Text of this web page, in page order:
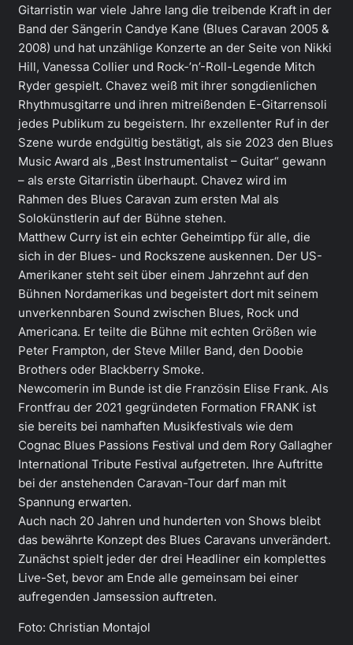
Gitarristin war viele Jahre lang die treibende Kraft in der
Band der Sängerin Candye Kane (Blues Caravan 2005 &
2008) und hat unzählige Konzerte an der Seite von Nikki
Hill, Vanessa Collier und Rock-’n’-Roll-Legende Mitch
Ryder gespielt. Chavez weiß mit ihrer songdienlichen
Rhythmusgitarre und ihren mitreißenden E-Gitarrensoli
jedes Publikum zu begeistern. Ihr exzellenter Ruf in der
Szene wurde endgültig bestätigt, als sie 2023 den Blues
Music Award als „Best Instrumentalist – Guitar“ gewann
– als erste Gitarristin überhaupt. Chavez wird im
Rahmen des Blues Caravan zum ersten Mal als
Solokünstlerin auf der Bühne stehen.
Matthew Curry ist ein echter Geheimtipp für alle, die
sich in der Blues- und Rockszene auskennen. Der US-
Amerikaner steht seit über einem Jahrzehnt auf den
Bühnen Nordamerikas und begeistert dort mit seinem
unverkennbaren Sound zwischen Blues, Rock und
Americana. Er teilte die Bühne mit echten Größen wie
Peter Frampton, der Steve Miller Band, den Doobie
Brothers oder Blackberry Smoke.
Newcomerin im Bunde ist die Französin Elise Frank. Als
Frontfrau der 2021 gegründeten Formation FRANK ist
sie bereits bei namhaften Musikfestivals wie dem
Cognac Blues Passions Festival und dem Rory Gallagher
International Tribute Festival aufgetreten. Ihre Auftritte
bei der anstehenden Caravan-Tour darf man mit
Spannung erwarten.
Auch nach 20 Jahren und hunderten von Shows bleibt
das bewährte Konzept des Blues Caravans unverändert.
Zunächst spielt jeder der drei Headliner ein komplettes
Live-Set, bevor am Ende alle gemeinsam bei einer
aufregenden Jamsession auftreten.
Foto: Christian Montajol